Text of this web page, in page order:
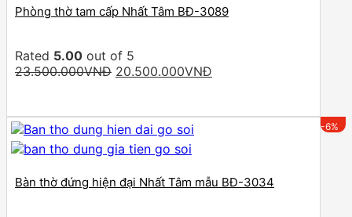
Phòng thờ tam cấp Nhất Tâm BĐ-3089
Rated 5.00 out of 5
23.500.000VNĐ Original
23.500.000VNĐ.
20.500.000VNĐ
20.500.000VNĐ.
-6%
Bàn thờ đứng hiện đại Nhất Tâm mẫu BĐ-3034